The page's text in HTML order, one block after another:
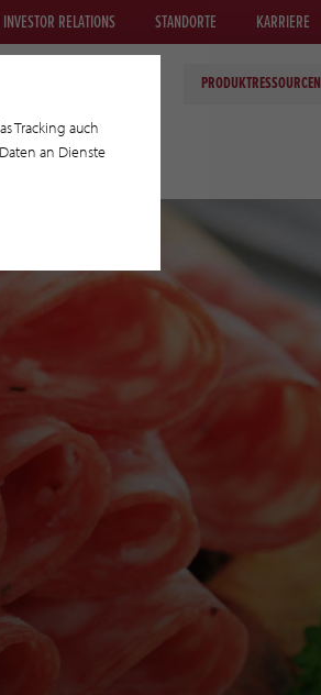
INVESTOR RELATIONS STANDORTE KARRIERE
PRODUKTRESSOURCEN
Tracking auch
an Dienste